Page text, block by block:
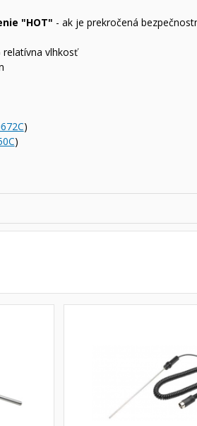
"HOT" - ak je prekročená
relatívna vlhkosť
)
)